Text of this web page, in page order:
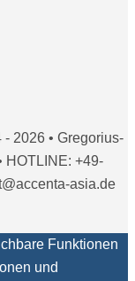
2026 • Gregorius-
HOTLINE: +49-
asia.de
Funktionen
und